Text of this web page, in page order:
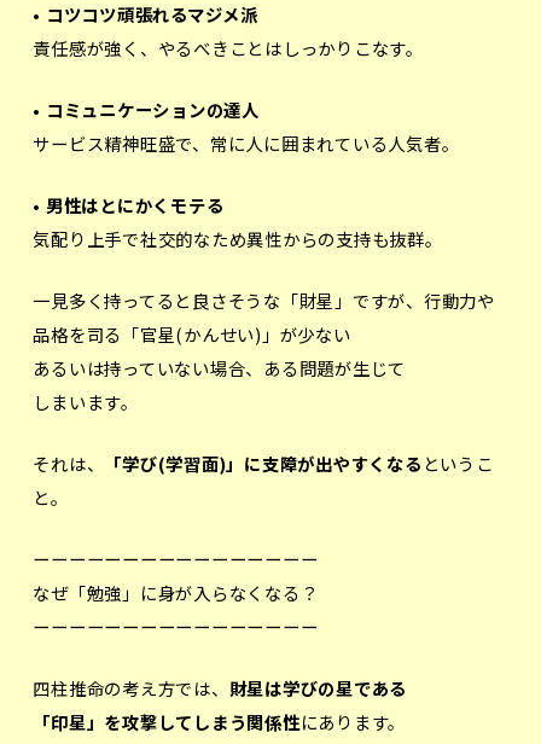
• コツコツ頑張れるマジメ派
責任感が強く、やるべきことはしっかりこなす。
• コミュニケーションの達人
サービス精神旺盛で、常に人に囲まれている人気者。
• 男性はとにかくモテる
気配り上手で社交的なため異性からの支持も抜群。
一見多く持ってると良さそうな「財星」ですが、行動力や
品格を司る「官星(かんせい)」が少ない
あるいは持っていない場合、ある問題が生じて
しまいます。
それは、 「学び(学習面)」に支障が出やすくなる というこ
と。
ーーーーーーーーーーーーーーーー
なぜ「勉強」に身が入らなくなる？
ーーーーーーーーーーーーーーーー
四柱推命の考え方では、 財星は学びの星である
「印星」を攻撃してしまう関係性にあります。